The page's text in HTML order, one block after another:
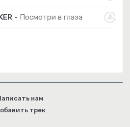
- Посмотри в глаза
нам
трек